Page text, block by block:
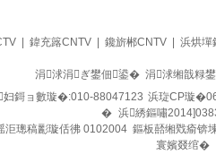
鍏充簬CNTV 鑱旂郴CNTV 浜烘墠
涓浗涓ぎ鐢佃鍙� 涓浗缃戠粶
妇鎶ョ數璇�:010-88047123 浜琁CP璇
� 浜綉鏂嘯
洰璁稿彲璇佸彿 0102004 鏂板嚭缃戣瘉
寰嬪叕绾�